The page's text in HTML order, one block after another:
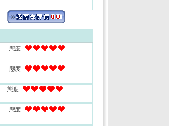
態度
態度
態度
態度